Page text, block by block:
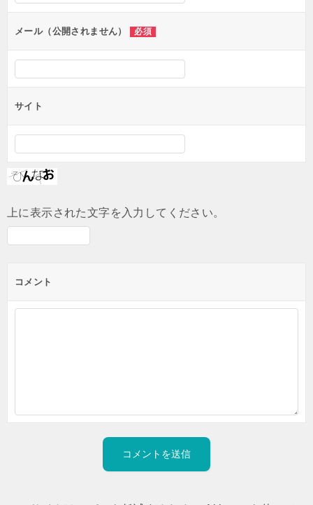
ョ
ンメール（公開されません） 必須
サイト
上に表示された文字を入力してください。
コメント